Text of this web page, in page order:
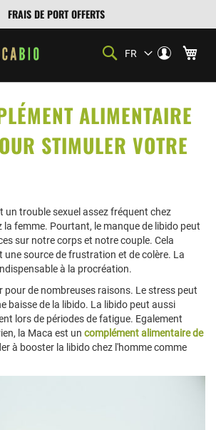
FRAIS DE PORT OFFERTS
Mon
compte
connecter
Langue
FR
Rechercher
ALIMENTAIRE
STIMULER VOTRE
un trouble sexuel assez fréquent chez
la femme. Pourtant, le manque de libido peut
sur notre corps et notre couple. Cela
source de frustration et de colère. La
à la procréation.
pour de nombreuses raisons. Le stress peut
baisse de la libido. La libido peut aussi
lors de périodes de fatigue. Egalement
la Maca est un complément alimentaire de
à booster la libido chez l'homme comme